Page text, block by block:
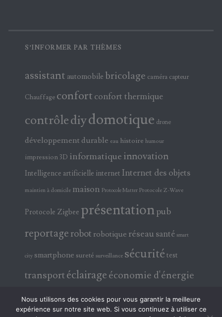
S’INFORMER PAR THÈMES
assistant automobile bricolage caméra capteur
Chauffage confort confort thermique
contrôlediydomotique drone
développement durable eau histoire humour
impression 3D informatique innovation
Intelligence artificielle internet Internet des objets
maintien à domicile maison Protocole Matter Protocole Z-Wave
Protocole Zigbee présentationpub
reportage robot robotique réseau santé smart
city smartphone sureté surveillance sécurité test
transportéclairageéconomie d'énergie
électricité électronique
Nous utilisons des cookies pour vous garantir la meilleure
expérience sur notre site web. Si vous continuez à utiliser ce